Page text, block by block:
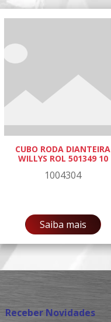
CUBO RODA DIANTEIRA
WILLYS ROL 501349 10
1004304
Saiba mais
Receber Novidades